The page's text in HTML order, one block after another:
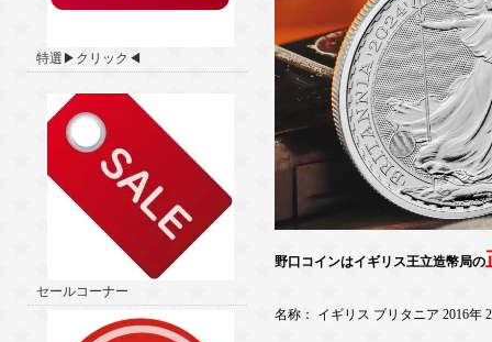
特選▶クリック◀
セールコーナー
野口コインはイギリス王立造幣局の
名称： イギリス ブリタニア 2016年